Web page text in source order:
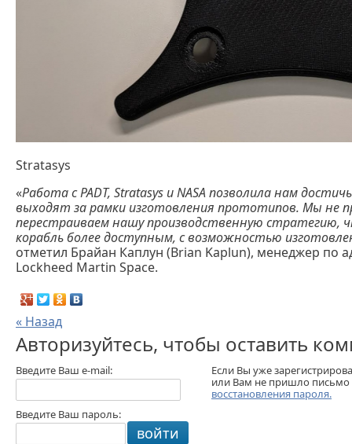
Stratasys
«Работа с PADT, Stratasys и NASA позволила нам
выходят за рамки изготовления прототипов. Мы не
перестраиваем нашу производственную стратегию,
корабль более доступным, с возможностью
отметил Брайан Каплун (Brian Kaplun), менеджер по
Lockheed Martin Space.
« Назад
Авторизуйтесь, чтобы оставить
Введите Ваш e-mail:
Введите Ваш пароль:
войти
Если Вы уже
или Вам не пришло письмо
восстановления пароля.